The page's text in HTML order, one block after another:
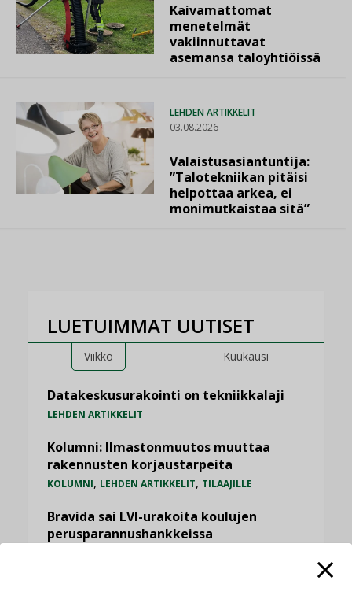
Kaivamattomat
menetelmät
vakiinnuttavat
asemansa taloyhtiöissä
LEHDEN ARTIKKELIT
03.08.2026
Valaistusasiantuntija:
”Talotekniikan pitäisi
helpottaa arkea, ei
monimutkaistaa sitä”
LUETUIMMAT UUTISET
Viikko Kuukausi
Datakeskusurakointi on tekniikkalaji
LEHDEN ARTIKKELIT
Kolumni: Ilmastonmuutos muuttaa
rakennusten korjaustarpeita
KOLUMNI, LEHDEN ARTIKKELIT, TILAAJILLE
Bravida sai LVI-urakoita koulujen
perusparannushankkeissa